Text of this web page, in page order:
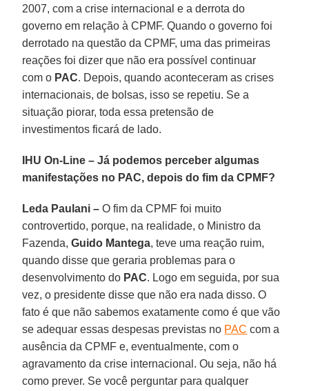
2007, com a crise internacional e a derrota do
governo em relação à CPMF. Quando o governo foi
derrotado na questão da CPMF, uma das primeiras
reações foi dizer que não era possível continuar
com o PAC. Depois, quando aconteceram as crises
internacionais, de bolsas, isso se repetiu. Se a
situação piorar, toda essa pretensão de
investimentos ficará de lado.
IHU On-Line – Já podemos perceber algumas
manifestações no PAC, depois do fim da CPMF?
Leda Paulani – O fim da CPMF foi muito
controvertido, porque, na realidade, o Ministro da
Fazenda,Guido Mantega, teve uma reação ruim,
quando disse que geraria problemas para o
desenvolvimento do PAC. Logo em seguida, por sua
vez, o presidente disse que não era nada disso. O
fato é que não sabemos exatamente como é que vão
se adequar essas despesas previstas no PAC com a
ausência da CPMF e, eventualmente, com o
agravamento da crise internacional. Ou seja, não há
como prever. Se você perguntar para qualquer